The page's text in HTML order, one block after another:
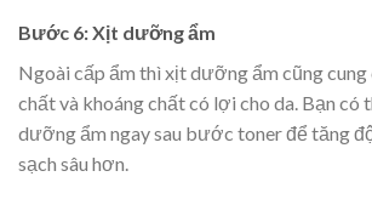
Bước 6: Xịt dưỡng ẩm
Ngoài cấp ẩm thì xịt dưỡng ẩm cũng
chất và khoáng chất có lợi cho da. Bạn có
dưỡng ẩm ngay sau bước toner để tăng
sạch sâu hơn.